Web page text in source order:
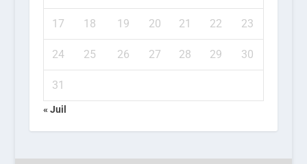
17 18 19 20 21 22 23
24 25 26 27 28 29 30
31
« Juil